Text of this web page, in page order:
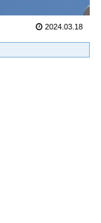
2024.03.18